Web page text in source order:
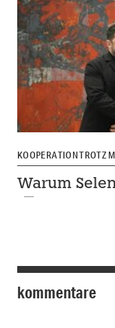
KOOPERATION TROTZ
Warum
kommentare